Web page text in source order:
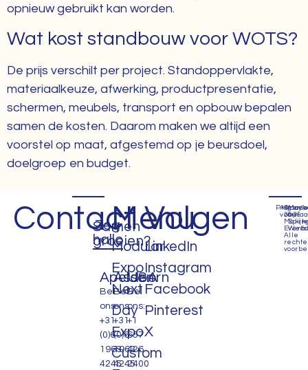
opnieuw gebruikt kan worden.
Wat kost standbouw voor WOTS?
De prijs verschilt per project. Standoppervlakte,
materiaalkeuze, afwerking, productpresentatie,
schermen, meubels, transport en opbouw bepalen
samen de kosten. Daarom maken we altijd een
voorstel op maat, afgestemd op je beursdoel,
doelgroep en budget.
Contact
Samen
groeien?
Zeg
hallo
Apeldoorn
Bel
ons:
+31
(0)6
1963
4245
Assen
Bel
ons:
+31
(0)6
1963
4245
USA
Bel
ons:
+1
657
426
2400
Menu
Modular
Expo
Next
Day
Expo
Custom
Volgen
LinkedIn
Instagram
Facebook
Pinterest
X
©
2035
Alle
Made
by